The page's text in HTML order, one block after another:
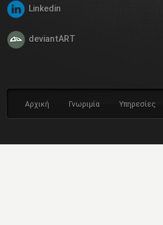
Linkedin
deviantART
Αρχική Γνωριμία Υπηρεσίες